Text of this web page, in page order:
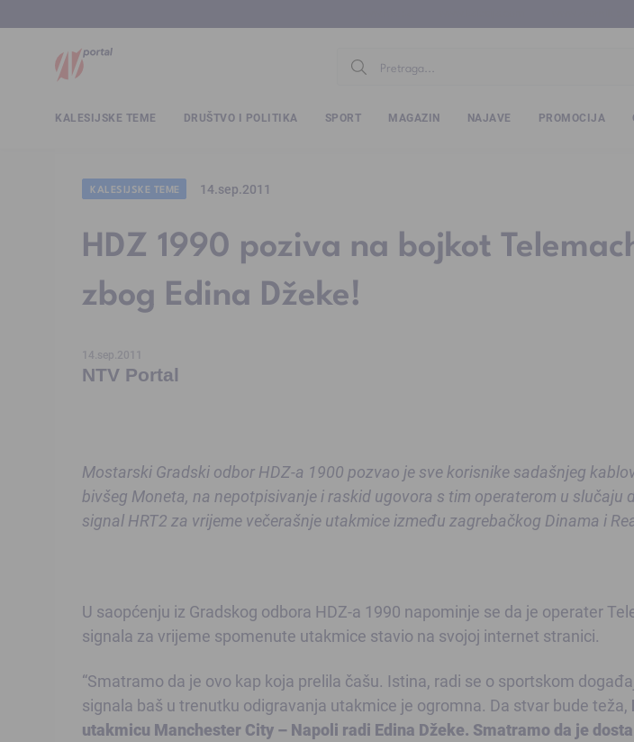
KALESIJSKE TEME DRUŠTVO I POLITIKA SPORT MAGAZIN NAJAVE PROMOCIJA
KALESIJSKE TEME 14.sep.2011
HDZ 1990 poziva na bojkot
zbog Edina Džeke!
14.sep.2011
NTV Portal
Mostarski Gradski odbor HDZ-a 1900 pozvao je sve korisnike sadašnjeg
bivšeg Moneta, na nepotpisivanje i raskid ugovora s tim operaterom u slučaju
signal HRT2 za vrijeme večerašnje utakmice između zagrebačkog Dinama i
U saopćenju iz Gradskog odbora HDZ-a 1990 napominje se da je operater
signala za vrijeme spomenute utakmice stavio na svojoj internet stranici.
“Smatramo da je ovo kap koja prelila čašu. Istina, radi se o sportskom
signala baš u trenutku odigravanja utakmice je ogromna. Da stvar bude teža,
utakmicu Manchester City – Napoli radi Edina Džeke. Smatramo da je